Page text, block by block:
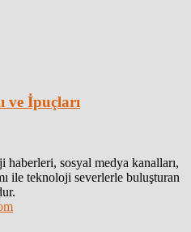
ve İpuçları
sosyal medya kanalları,
ile teknoloji severlerle buluşturan